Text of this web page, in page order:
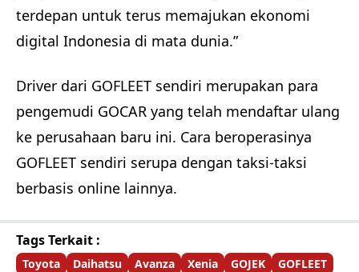
terdepan untuk terus memajukan ekonomi
digital Indonesia di mata dunia.”
Driver dari GOFLEET sendiri merupakan para
pengemudi GOCAR yang telah mendaftar ulang
ke perusahaan baru ini. Cara beroperasinya
GOFLEET sendiri serupa dengan taksi-taksi
berbasis online lainnya.
Tags Terkait :
Toyota Daihatsu Avanza Xenia GOJEK
GOFLEET